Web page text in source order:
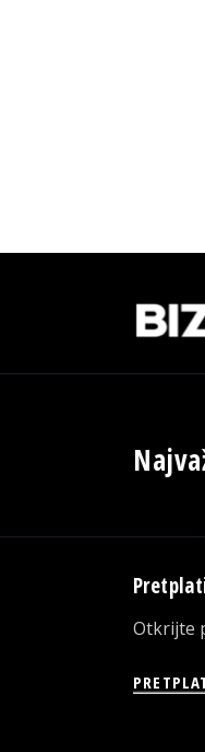
Otkrijte